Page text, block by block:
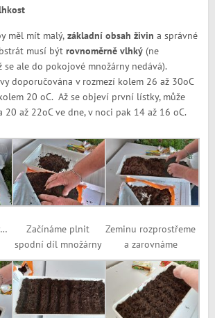
měl mít malý,základní obsah živin a správné
musí být rovnoměrně vlhký(ne
se ale do pokojové množárny nedává).
doporučována v rozmezí kolem 26 až 30oC
20 oC. Až se objeví první lístky, může
20 až 22oC ve dne, v noci pak 14 až 16 oC.
Začínáme plnit
spodní díl množárny
Zeminu rozprostřeme
a zarovnáme